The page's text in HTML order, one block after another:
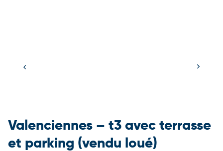
Valenciennes – t3 avec terrasse
et parking (vendu loué)